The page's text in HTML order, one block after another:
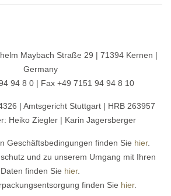
Maybach Straße 29 | 71394 Kernen |
Germany
94 8 0 | Fax +49 7151 94 94 8 10
| Amtsgericht Stuttgart | HRB 263957
Heiko Ziegler | Karin Jagersberger
Geschäftsbedingungen finden Sie hier.
und zu unserem Umgang mit Ihren
Daten finden Sie hier.
finden Sie hier.